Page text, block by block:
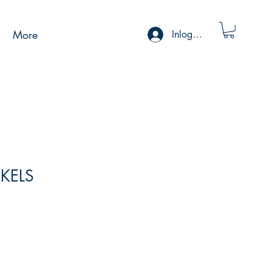
More Inloggen